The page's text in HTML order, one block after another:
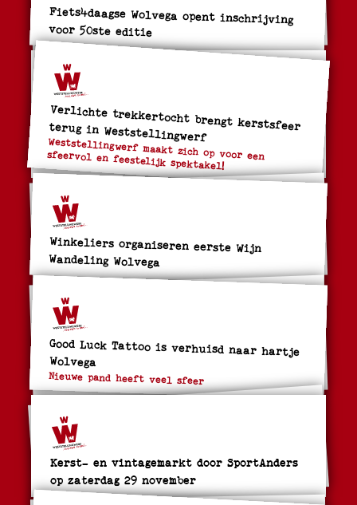
Fiets4daagse Wolvega opent inschrijving
voor 50ste editie
Verlichte trekkertocht brengt kerstsfeer terug in Weststellingwerf
Weststellingwerf maakt zich op voor een
sfeervol en feestelijk spektakel!
Winkeliers organiseren eerste Wijn
Wandeling Wolvega
Good Luck Tattoo is verhuisd naar hartje
Wolvega
Nieuwe pand heeft veel sfeer
Kerst- en vintagemarkt door SportAnders
op zaterdag 29 november